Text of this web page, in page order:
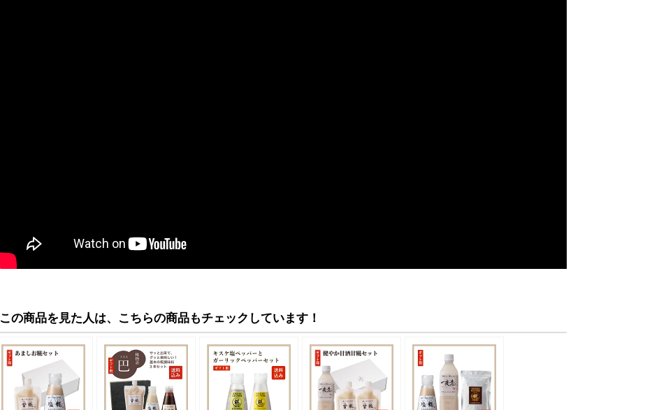
この商品を見た人は、こちらの商品もチェックしています！